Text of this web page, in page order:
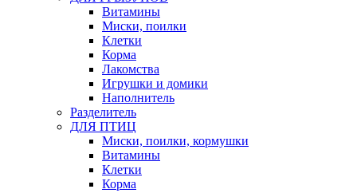
Витамины
Миски, поилки
Клетки
Корма
Лакомства
Игрушки и домики
Наполнитель
Разделитель
ДЛЯ ПТИЦ
Миски, поилки, кормушки
Витамины
Клетки
Корма